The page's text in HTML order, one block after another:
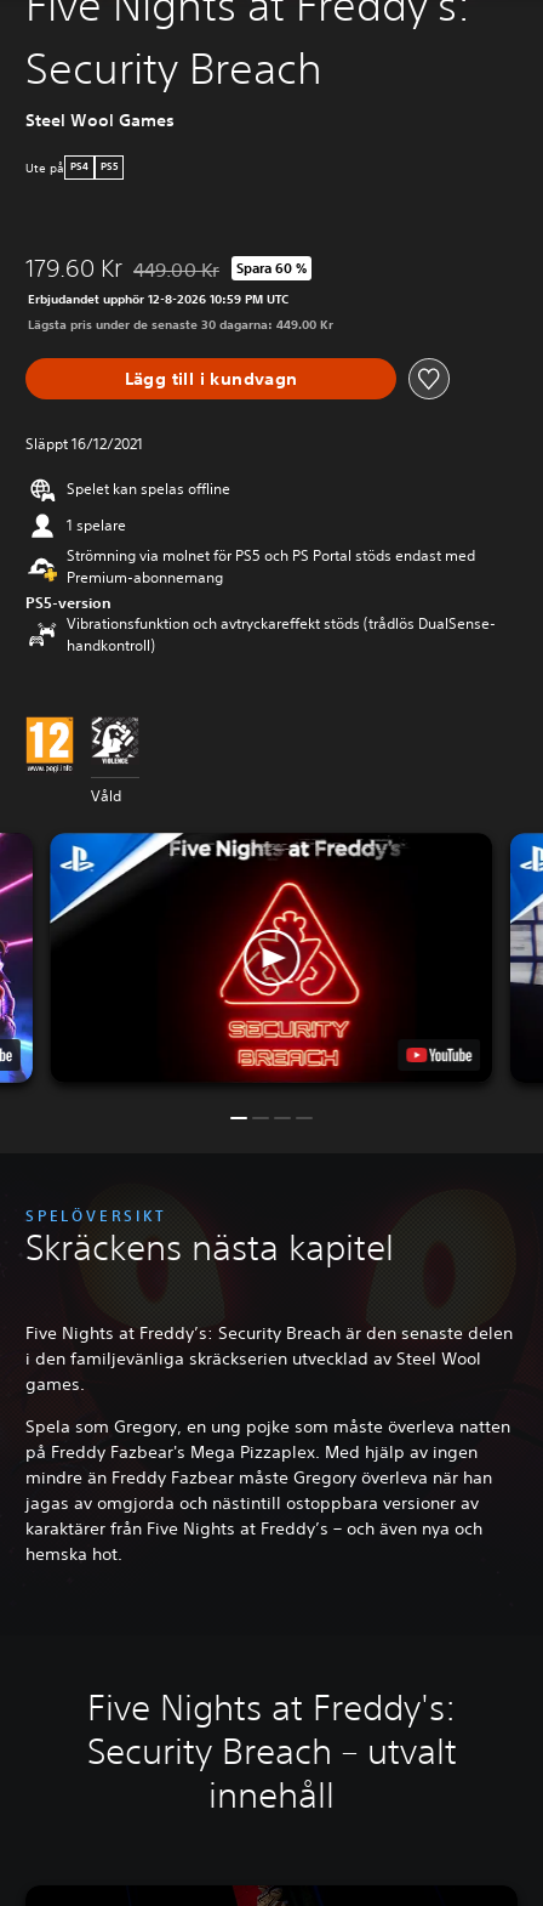
Security Breach
Steel Wool Games
Ute på PS4 PS5
179.60 Kr Nedsatt från ursprungspriset på 449.00 Kr
449.00 Kr Spara 60 %
Erbjudandet upphör 12-8-2026 10:59 PM UTC
Lägsta pris under de senaste 30 dagarna: 449.00 Kr
Lägg till i kundvagn
Släppt 16/12/2021
Spelet kan spelas offline
1 spelare
Strömning via molnet för PS5 och PS Portal stöds endast med
Premium-abonnemang
PS5-version
Vibrationsfunktion och avtryckareffekt stöds (trådlös DualSense-
handkontroll)
Våld
SPELÖVERSIKT
Skräckens nästa kapitel
Five Nights at Freddy’s: Security Breach är den senaste delen
i den familjevänliga skräckserien utvecklad av Steel Wool
games.
Spela som Gregory, en ung pojke som måste överleva natten
på Freddy Fazbear's Mega Pizzaplex. Med hjälp av ingen
mindre än Freddy Fazbear måste Gregory överleva när han
jagas av omgjorda och nästintill ostoppbara versioner av
karaktärer från Five Nights at Freddy’s – och även nya och
hemska hot.
Five Nights at Freddy's:
Security Breach – utvalt
innehåll